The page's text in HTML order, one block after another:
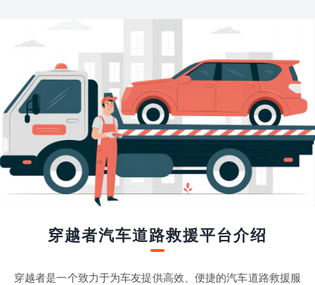
穿越者汽车道路救援平台介绍
穿越者是一个致力于为车友提供高效、便捷的汽车道路救援服